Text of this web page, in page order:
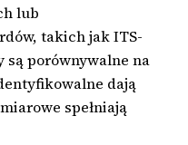
lub
takich jak ITS-
są porównywalne na
dają
spełniają